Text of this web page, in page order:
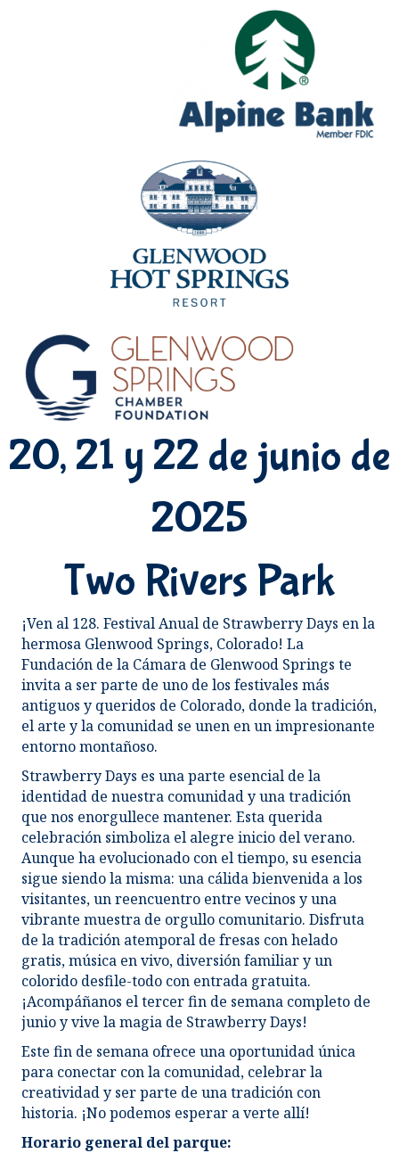
20, 21 y 22 de junio de
2025
Two Rivers Park
¡Ven al 128. Festival Anual de Strawberry Days en la
hermosa Glenwood Springs, Colorado! La
Fundación de la Cámara de Glenwood Springs te
invita a ser parte de uno de los festivales más
antiguos y queridos de Colorado, donde la tradición,
el arte y la comunidad se unen en un impresionante
entorno montañoso.
Strawberry Days es una parte esencial de la
identidad de nuestra comunidad y una tradición
que nos enorgullece mantener. Esta querida
celebración simboliza el alegre inicio del verano.
Aunque ha evolucionado con el tiempo, su esencia
sigue siendo la misma: una cálida bienvenida a los
visitantes, un reencuentro entre vecinos y una
vibrante muestra de orgullo comunitario. Disfruta
de la tradición atemporal de fresas con helado
gratis, música en vivo, diversión familiar y un
colorido desfile-todo con entrada gratuita.
¡Acompáñanos el tercer fin de semana completo de
junio y vive la magia de Strawberry Days!
Este fin de semana ofrece una oportunidad única
para conectar con la comunidad, celebrar la
creatividad y ser parte de una tradición con
historia. ¡No podemos esperar a verte allí!
Horario general del parque: